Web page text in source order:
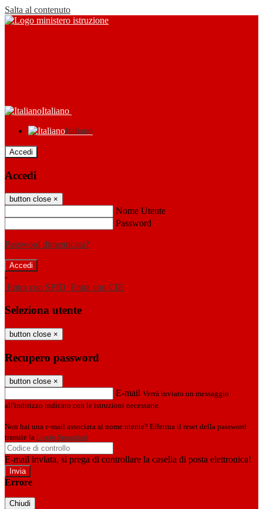
Salta al contenuto
Italiano
Italiano
Accedi
Accedi
button close ×
Nome Utente
Password
Password dimenticata?
-
Entra con SPID Entra con CIE
Seleziona utente
button close ×
Recupero password
button close ×
E-mail Verrà inviato un messaggio
all'indirizzo indicato con le istruzioni necessarie.
Non hai una e-mail associata al nome utente? Effettua il reset della password
tramite la Login Spaggiari
E-mail inviata, si prega di controllare la casella di posta elettronica!
Errore
Chiudi